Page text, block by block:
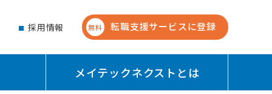
採用情報 無料 転職支援サービスに登録
メイテックネクストとは